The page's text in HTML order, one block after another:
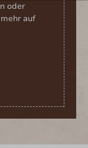
oder
auf